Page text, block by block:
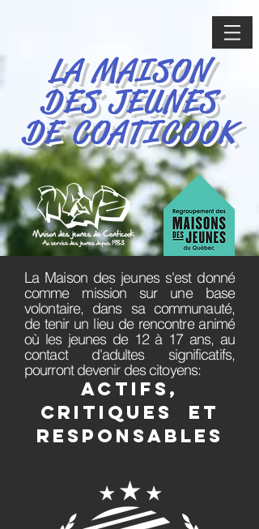
LA MAISON
DES JEUNES
DE COATICOOK
La Maison des jeunes s'est donné
comme mission sur une base
volontaire, dans sa communauté,
de tenir un lieu de rencontre animé
où les jeunes de 12 à 17 ans, au
contact d'adultes significatifs,
pourront devenir des citoyens:
actifs,
critiques et
respo nsables